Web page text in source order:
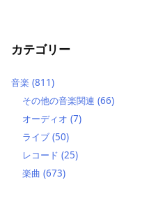
カテゴリー
音楽 (811)
その他の音楽関連 (66)
オーディオ (7)
ライブ (50)
レコード (25)
楽曲 (673)